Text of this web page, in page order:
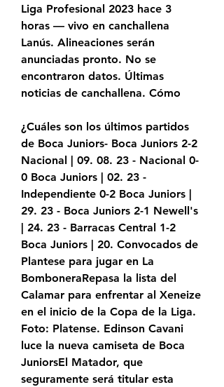
Liga Profesional 2023 hace 3
horas — vivo en canchallena
Lanús. Alineaciones serán
anunciadas pronto. No se
encontraron datos. Últimas
noticias de canchallena. Cómo
¿Cuáles son los últimos partidos
de Boca Juniors- Boca Juniors 2-2
Nacional | 09. 08. 23 - Nacional 0-
0 Boca Juniors | 02. 23 -
Independiente 0-2 Boca Juniors |
29. 23 - Boca Juniors 2-1 Newell's
| 24. 23 - Barracas Central 1-2
Boca Juniors | 20. Convocados de
Plantese para jugar en La
BomboneraRepasa la lista del
Calamar para enfrentar al Xeneize
en el inicio de la Copa de la Liga.
Foto: Platense. Edinson Cavani
luce la nueva camiseta de Boca
JuniorsEl Matador, que
seguramente será titular esta